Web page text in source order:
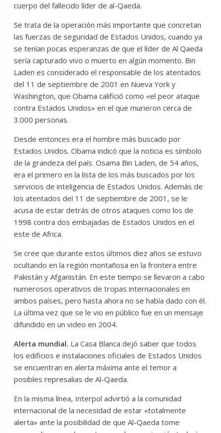
cuerpo del fallecido líder de al-Qaeda.
Se trata de la operación más importante que concretan
las fuerzas de seguridad de Estados Unidos, cuando ya
se tenían pocas esperanzas de que el líder de Al Qaeda
sería capturado vivo o muerto en algún momento. Bin
Laden es considerado el responsable de los atentados
del 11 de septiembre de 2001 en Nueva York y
Washington, que Obama califició como «el peor ataque
contra Estados Unidos» en el que murieron cerca de
3.000 personas.
Desde entonces era el hombre más buscado por
Estados Unidos. Obama indicó que la noticia es símbolo
de la grandeza del país. Osama Bin Laden, de 54 años,
era el primero en la lista de los más buscados por los
servicios de inteligencia de Estados Unidos. Además de
los atentados del 11 de septiembre de 2001, se le
acusa de estar detrás de otros ataques como los de
1998 contra dos embajadas de Estados Unidos en el
este de Africa.
Se cree que durante estos últimos diez años se estuvo
ocultando en la región montañosa en la frontera entre
Pakistán y Afganistán. En este tiempo se llevaron a cabo
numerosos operativos de tropas internacionales en
ambos países, pero hasta ahora no se había dado con él.
La última vez que se le vio en público fue en un mensaje
difundido en un video en 2004.
Alerta mundial. La Casa Blanca dejó saber que todos
los edificios e instalaciones oficiales de Estados Unidos
se encuentran en alerta máxima ante el temor a
posibles represalias de Al-Qaeda.
En la misma línea, Interpol advirtió a la comunidad
internacional de la necesidad de estar «totalmente
alerta» ante la posibilidad de que Al-Qaeda tome